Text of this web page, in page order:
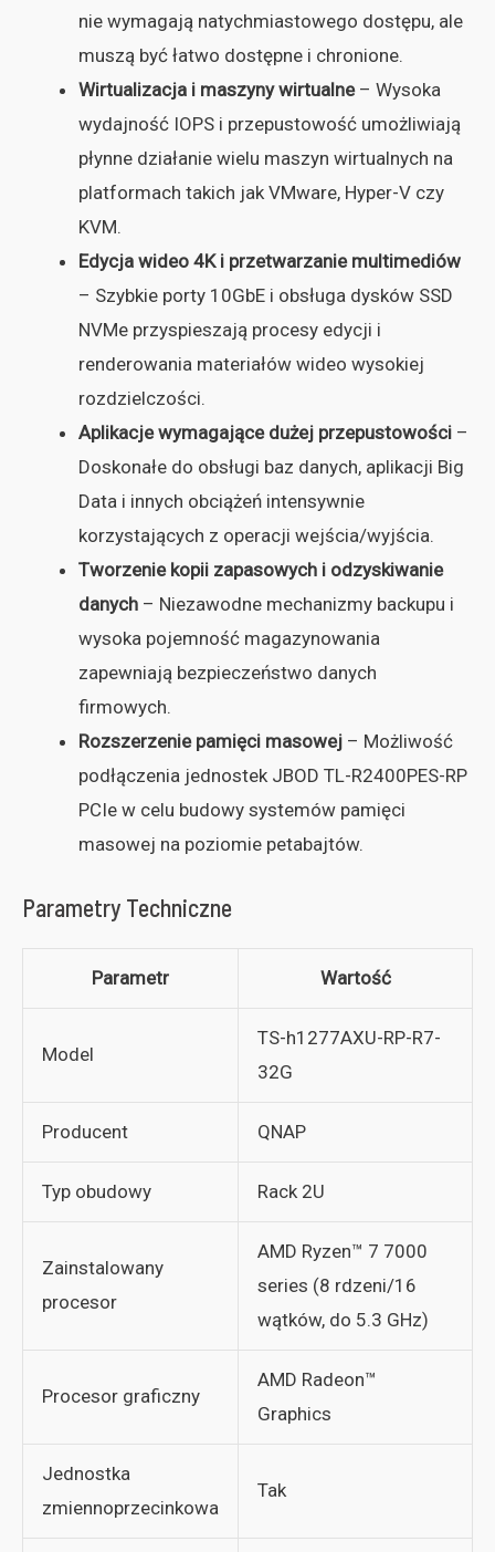
nie wymagają natychmiastowego dostępu, ale
muszą być łatwo dostępne i chronione.
Wirtualizacja i maszyny wirtualne– Wysoka
wydajność IOPS i przepustowość umożliwiają
płynne działanie wielu maszyn wirtualnych na
platformach takich jak VMware, Hyper-V czy
KVM.
Edycja wideo 4K i przetwarzanie multimediów
– Szybkie porty 10GbE i obsługa dysków SSD
NVMe przyspieszają procesy edycji i
renderowania materiałów wideo wysokiej
rozdzielczości.
Aplikacje wymagające dużej przepustowości –
Doskonałe do obsługi baz danych, aplikacji Big
Data i innych obciążeń intensywnie
korzystających z operacji wejścia/wyjścia.
Tworzenie kopii zapasowych i odzyskiwanie
danych – Niezawodne mechanizmy backupu i
wysoka pojemność magazynowania
zapewniają bezpieczeństwo danych
firmowych.
Rozszerzenie pamięci masowej – Możliwość
podłączenia jednostek JBOD TL-R2400PES-RP
PCIe w celu budowy systemów pamięci
masowej na poziomie petabajtów.
Parametry Techniczne
Parametr Wartość
Model
TS-h1277AXU-RP-R7-
32G
Producent QNAP
Typ obudowy Rack 2U
Zainstalowany
procesor
AMD Ryzen™ 7 7000
series (8 rdzeni/16
wątków, do 5.3 GHz)
Procesor graficzny
AMD Radeon™
Graphics
Jednostka
zmiennoprzecinkowa
Tak